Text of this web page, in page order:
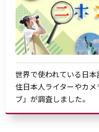
世界で使われている日
住日本人ライターやカ
ブ」が調査しました。